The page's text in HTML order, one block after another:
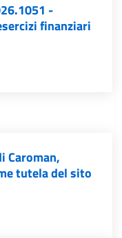
-
finanziari
Caroman,
tutela del sito